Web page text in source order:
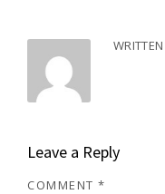
Leave a Reply
COMMENT *